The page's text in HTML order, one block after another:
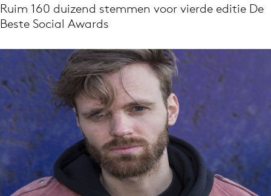
Nieuws app
Menu
Home
9 sept: GenAI-training
12 nov: MarketingLive!
Adverteren
Ruim 160 duizend stemmen voor vierde editie De
Beste Social Awards